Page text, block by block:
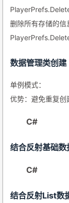
删除所有存储的信
数据管理类创建
单例模式：
优势：避免重复创
C#
结合反射基础数
C#
结合反射List数